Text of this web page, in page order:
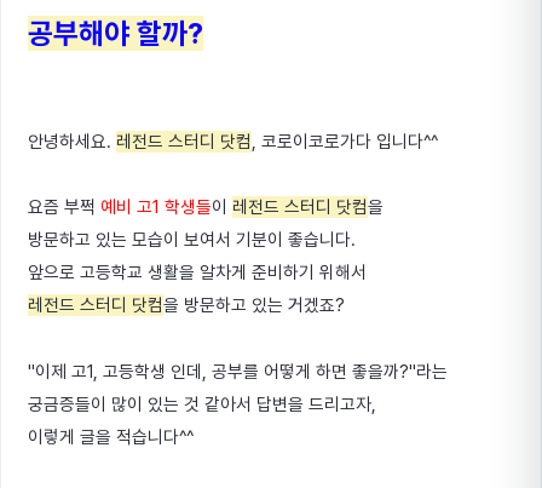
공부해야 할까?
안녕하세요. 레전드 스터디 닷컴, 코로이코로가다 입니다^^
요즘 부쩍 예비 고1 학생들이 레전드 스터디 닷컴을
방문하고 있는 모습이 보여서 기분이 좋습니다.
앞으로 고등학교 생활을 알차게 준비하기 위해서
레전드 스터디 닷컴을 방문하고 있는 거겠죠?
"이제 고1, 고등학생 인데, 공부를 어떻게 하면 좋을까?"라는
궁금증들이 많이 있는 것 같아서 답변을 드리고자,
이렇게 글을 적습니다^^